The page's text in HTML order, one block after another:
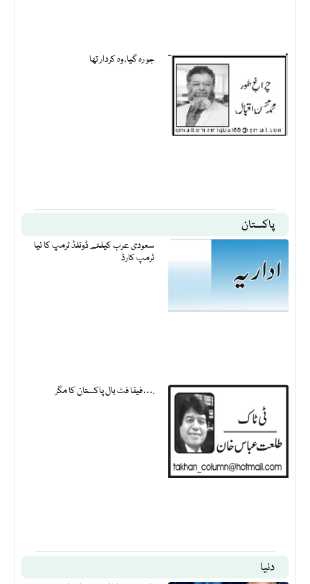
جو رہ گیا، وہ کردار تھا
پاکستان
سعودی عرب کیلئے ڈونلڈ ٹرمپ کا نیا
ٹرمپ کارڈ
فیفا فٹ بال پاکستان کا مگر….
دنیا